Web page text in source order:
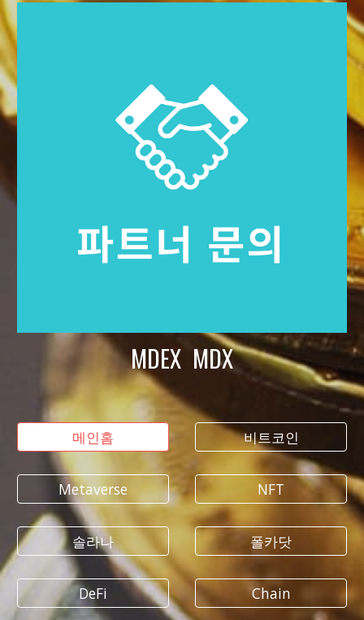
MDEX MDX
메인홈
Metaverse
솔라나
DeFi
비트코인
NFT
폴카닷
Chain